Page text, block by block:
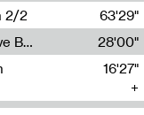
2/2
63'29"
Radia Show #1088 : Statue Of Liberty Live By Ed Baxter (Resonance)
28'00"
16'27"